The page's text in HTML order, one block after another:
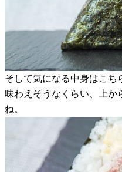
そして気になる中身はこち
味わえそうなくらい、上か
ね。